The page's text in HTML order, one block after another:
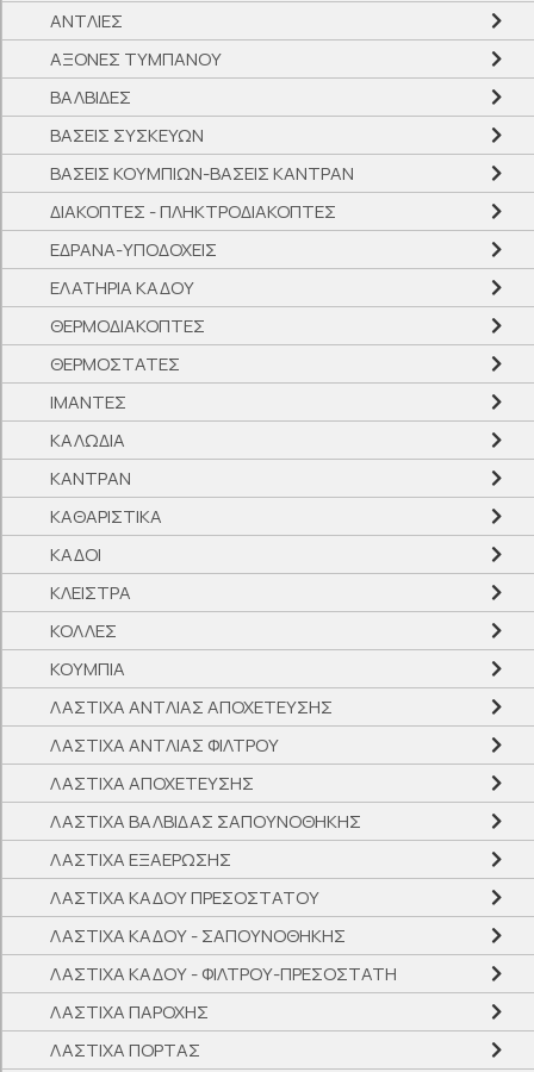
ΑΝΤΛΙΕΣ
ΑΞΟΝΕΣ ΤΥΜΠΑΝΟΥ
ΒΑΛΒΙΔΕΣ
ΒΑΣΕΙΣ ΣΥΣΚΕΥΩΝ
ΒΑΣΕΙΣ ΚΟΥΜΠΙΩΝ-ΒΑΣΕΙΣ ΚΑΝΤΡΑΝ
ΔΙΑΚΟΠΤΕΣ - ΠΛΗΚΤΡΟΔΙΑΚΟΠΤΕΣ
ΕΔΡΑΝΑ-ΥΠΟΔΟΧΕΙΣ
ΕΛΑΤΗΡΙΑ ΚΑΔΟΥ
ΘΕΡΜΟΔΙΑΚΟΠΤΕΣ
ΘΕΡΜΟΣΤΑΤΕΣ
ΙΜΑΝΤΕΣ
ΚΑΛΩΔΙΑ
ΚΑΝΤΡΑΝ
ΚΑΘΑΡΙΣΤΙΚΑ
ΚΑΔΟΙ
ΚΛΕΙΣΤΡΑ
ΚΟΛΛΕΣ
ΚΟΥΜΠΙΑ
ΛΑΣΤΙΧΑ ΑΝΤΛΙΑΣ ΑΠΟΧΕΤΕΥΣΗΣ
ΛΑΣΤΙΧΑ ΑΝΤΛΙΑΣ ΦΙΛΤΡΟΥ
ΛΑΣΤΙΧΑ ΑΠΟΧΕΤΕΥΣΗΣ
ΛΑΣΤΙΧΑ ΒΑΛΒΙΔΑΣ ΣΑΠΟΥΝΟΘΗΚΗΣ
ΛΑΣΤΙΧΑ ΕΞΑΕΡΩΣΗΣ
ΛΑΣΤΙΧΑ ΚΑΔΟΥ ΠΡΕΣΟΣΤΑΤΟΥ
ΛΑΣΤΙΧΑ ΚΑΔΟΥ - ΣΑΠΟΥΝΟΘΗΚΗΣ
ΛΑΣΤΙΧΑ ΚΑΔΟΥ - ΦΙΛΤΡΟΥ-ΠΡΕΣΟΣΤΑΤH
ΛΑΣΤΙΧΑ ΠΑΡΟΧΗΣ
ΛΑΣΤΙΧΑ ΠΟΡΤΑΣ